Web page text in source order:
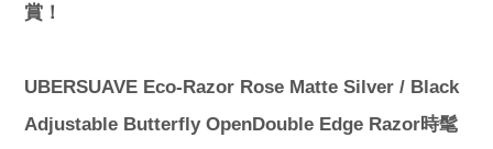
賞！
UBERSUAVE Eco-Razor Rose Matte Silver / Black
Adjustable Butterfly OpenDouble Edge Razor時髦